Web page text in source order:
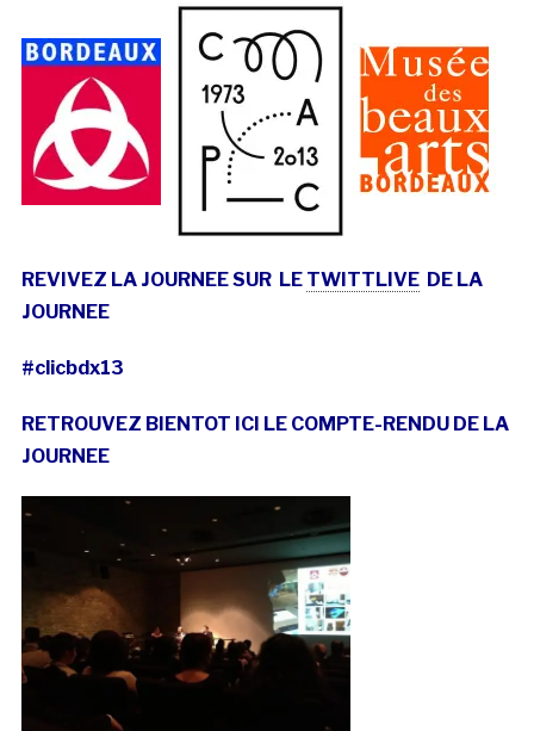
REVIVEZ LA JOURNEE SUR LE TWITTLIVEDE LA
JOURNEE
#clicbdx13
RETROUVEZ BIENTOT ICI LE COMPTE-RENDU DE LA
JOURNEE